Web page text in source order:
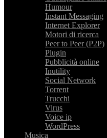
Humour
Instant Messaging
Internet Explorer
Motori di ricerca
Peer to Peer (P2P)
Plugin
Pubblicità online
Inutility
Social Network
Torrent
Trucchi
Virus
Voice ip
WordPress
Musica